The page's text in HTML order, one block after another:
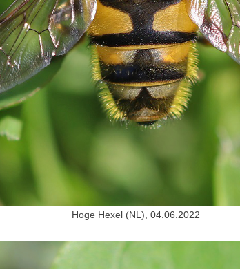
Hoge Hexel (NL), 04.06.2022